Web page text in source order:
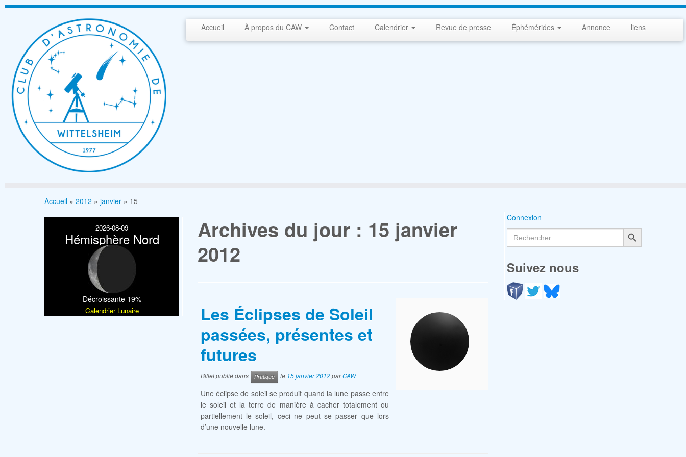
Passer
Accueil À propos du CAW Contact Calendrier Revue de presse Éphémérides Annonce liens
Accueil » 2012 » janvier » 15
2026-08-09
Hémisphère Nord
Décroissante 19%
Calendrier Lunaire
Archives du jour : 15 janvier
2012
Les Éclipses de Soleil
passées, présentes et
futures
Billet publié dans Pratique le 15 janvier 2012parCAW
Une éclipse de soleil se produit quand la lune passe entre
le soleil et la terre de manière à cacher totalement ou
partiellement le soleil, ceci ne peut se passer que lors
d’une nouvelle lune.
Connexion
Search
for:
Search Button
Suivez nous